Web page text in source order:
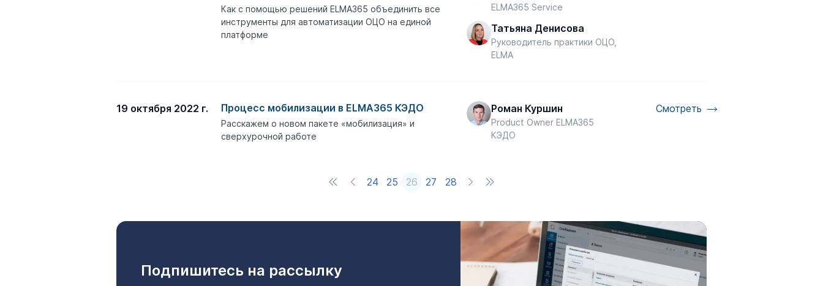
Как с помощью решений ELMA365 объединить все
инструменты для автоматизации ОЦО на единой
платформе
ELMA365 Service
Татьяна Денисова
Руководитель практики ОЦО,
ELMA
19 октября 2022 г. Процесс мобилизации в ELMA365 КЭДО
Расскажем о новом пакете «мобилизация» и
сверхурочной работе
Роман Куршин
Product Owner ELMA365
КЭДО
Смотреть
24 25 26 27 28
Подпишитесь на рассылку